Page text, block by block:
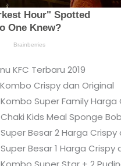
KFC Terbaru 2019
Crispy dan Original
Super Family Harga
Kids Meal Sponge
Besar 2 Harga
Besar 1 Harga Crispy